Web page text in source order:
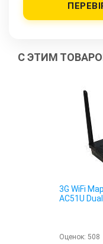
С ЭТИМ
3G WiFi
AC51U
Оценок: 508